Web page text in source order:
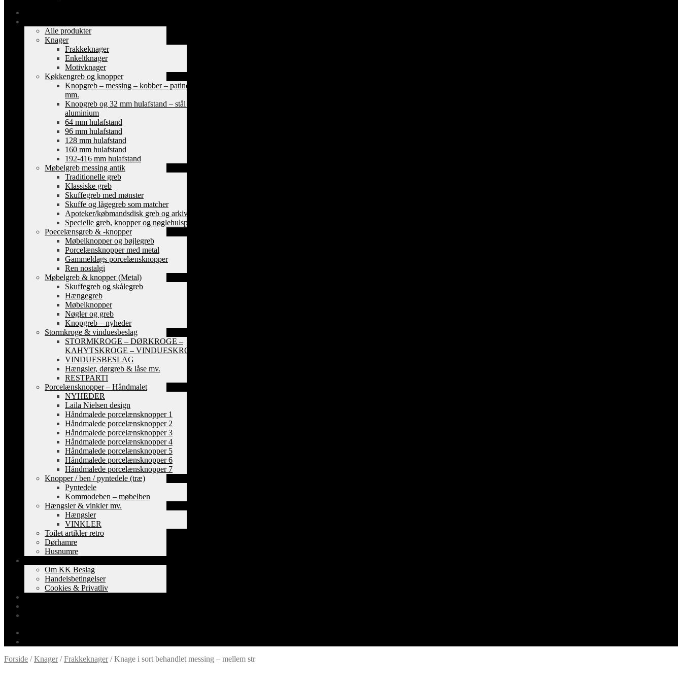
Alle produkter
Knager
Frakkeknager
Enkeltknager
Motivknager
Køkkengreb og knopper
Knopgreb – messing – kobber – patinerede
mm.
Knopgreb og 32 mm hulafstand – stål og
aluminium
64 mm hulafstand
96 mm hulafstand
128 mm hulafstand
160 mm hulafstand
192-416 mm hulafstand
Møbelgreb messing antik
Traditionelle greb
Klassiske greb
Skuffegreb med mønster
Skuffe og lågegreb som matcher
Apoteker/købmandsdisk greb og arkiv skilte
Specielle greb, knopper og nøglehulsplader
Poecelænsgreb & -knopper
Møbelknopper og bøjlegreb
Porcelænsknopper med metal
Gammeldags porcelænsknopper
Ren nostalgi
Møbelgreb & knopper (Metal)
Skuffegreb og skålegreb
Hængegreb
Møbelknopper
Nøgler og greb
Knopgreb – nyheder
Stormkroge & vinduesbeslag
STORMKROGE – DØRKROGE –
KAHYTSKROGE – VINDUESKROGE
VINDUESBESLAG
Hængsler, dørgreb & låse mv.
RESTPARTI
Porcelænsknopper – Håndmalet
NYHEDER
Laila Nielsen design
Håndmalede porcelænsknopper 1
Håndmalede porcelænsknopper 2
Håndmalede porcelænsknopper 3
Håndmalede porcelænsknopper 4
Håndmalede porcelænsknopper 5
Håndmalede porcelænsknopper 6
Håndmalede porcelænsknopper 7
Knopper / ben / pyntedele (træ)
Pyntedele
Kommodeben – møbelben
Hængsler & vinkler mv.
Hængsler
VINKLER
Toilet artikler retro
Dørhamre
Husnumre
Om KK Beslag
Handelsbetingelser
Cookies & Privatliv
Forside /Knager/Frakkeknager/Knage i sort behandlet messing – mellem str